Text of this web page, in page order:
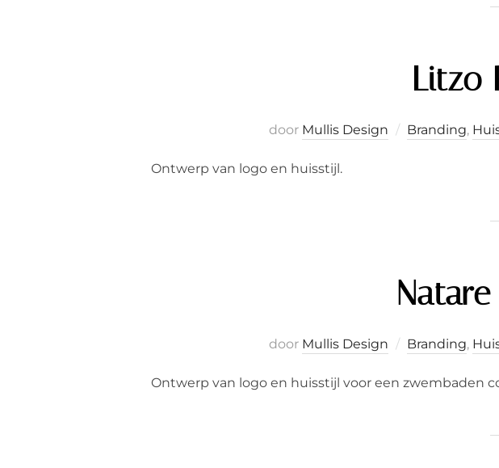
Litzo
door Mullis Design Branding,
Ontwerp van logo en huisstijl.
door Mullis Design Branding,
Ontwerp van logo en huisstijl voor een zwembaden